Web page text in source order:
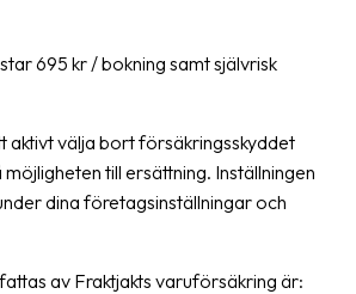
695 kr / bokning samt självrisk
aktivt välja bort försäkringsskyddet
till ersättning. Inställningen
dina företagsinställningar och
av Fraktjakts varuförsäkring är: